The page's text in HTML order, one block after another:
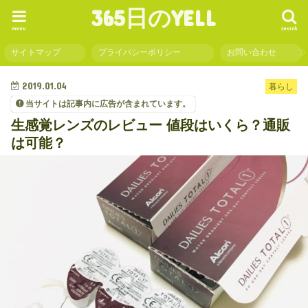
365日のYELL search
menu
サイトマップ プライバシーポリシー お問い合わせ
暮らし
2019.01.04
当サイトは記事内に広告が含まれています。
生感覚レンズのレビュー 値段はいくら？通販
は可能？